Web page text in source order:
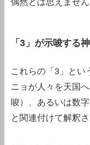
「3」が示唆する
これらの「3」とい
ニョが人々を天国
唆）、あるいは数
と関連付けて解釈